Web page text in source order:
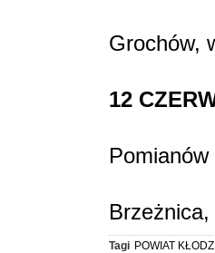
Grochów,
12
Tagi POWIAT